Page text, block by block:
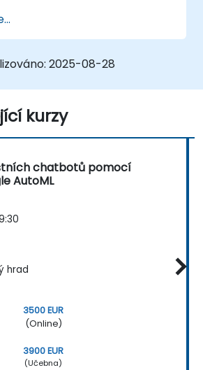
techniky při řešení
predikcí kombinací
2025-08-28
kurzy
chatbotů pomocí
AutoML
hrad
3500 EUR
(Online)
3900 EUR
(Učebna)